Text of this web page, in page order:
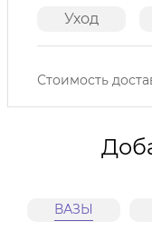
Уход
Стоимость
ВАЗЫ